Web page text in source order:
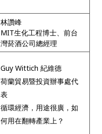
林讚峰
MIT生化工程博士、前台
灣菸酒公司總經理
Guy Wittich 紀維德
荷蘭貿易暨投資辦事處代
表
循環經濟，用途很廣，如
何用在翻轉產業上？